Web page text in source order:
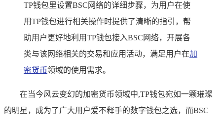
TP钱包里设置BSC网络的详细步骤，为用户在使
用TP钱包进行相关操作时提供了清晰的指引，帮
助用户更好地利用TP钱包接入BSC网络，开展各
类与该网络相关的交易和应用活动，满足用户在加
密货币领域的使用需求。
在当今风云变幻的加密货币领域中,TP钱包宛如一颗璀璨
的明星，成为了广大用户爱不释手的数字钱包之选，而BSC